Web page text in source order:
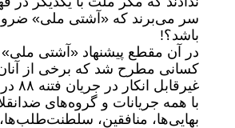
سر می‌برند که «آشتی ملی»
باشد؟!
در آن مقطع پیشنهاد «آشتی
کسانی مطرح شد که برخی از
با همه جریانات و گروه‌های
بهایی‌ها، منافقین، سلطنت‌طلب‌ها،